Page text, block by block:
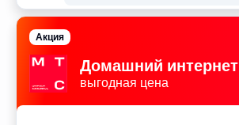
Домашний интернет
выгодная цена
Акция